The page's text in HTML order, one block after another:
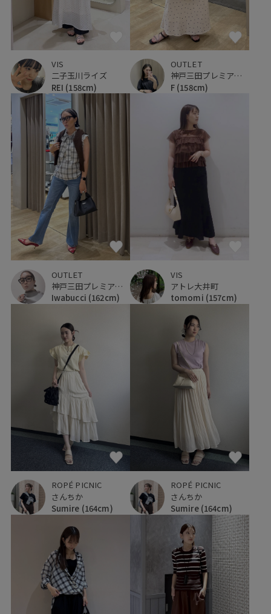
VIS
二子玉川ライズ
REI (158cm)
OUTLET
神戸三田プレミアム・アウトレット
F (158cm)
OUTLET
神戸三田プレミアム・アウトレット
Iwabucci (162cm)
VIS
アトレ大井町
tomomi (157cm)
ROPÉ PICNIC
さんちか
Sumire (164cm)
ROPÉ PICNIC
さんちか
Sumire (164cm)